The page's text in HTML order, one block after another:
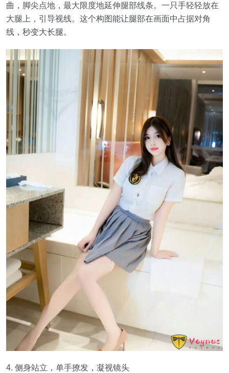
曲，脚尖点地，最大限度地延伸腿部线条。一只手轻轻放在
大腿上，引导视线。这个构图能让腿部在画面中占据对角
线，秒变大长腿。
4. 侧身站立，单手撩发，凝视镜头